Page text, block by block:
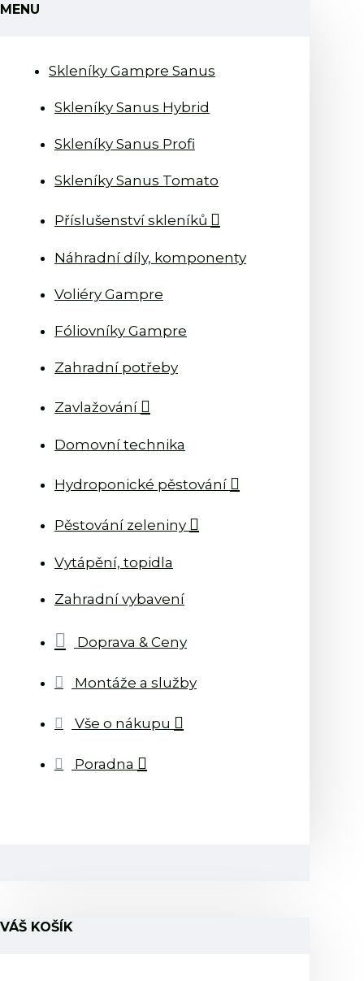
MENU
Skleníky Gampre Sanus
Skleníky Sanus Hybrid
Skleníky Sanus Profi
Skleníky Sanus Tomato
Příslušenství skleníků
Náhradní díly, komponenty
Voliéry Gampre
Fóliovníky Gampre
Zahradní potřeby
Zavlažování
Domovní technika
Hydroponické pěstování
Pěstování zeleniny
Vytápění, topidla
Zahradní vybavení
Doprava & Ceny
Montáže a služby
Vše o nákupu
Poradna
VÁŠ KOŠÍK